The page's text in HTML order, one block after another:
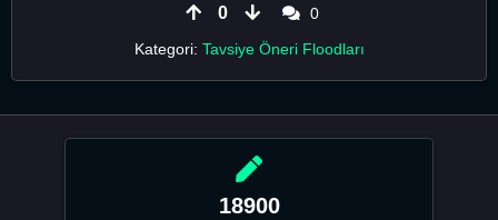
0
0
Kategori: Tavsiye Öneri Floodları
18900